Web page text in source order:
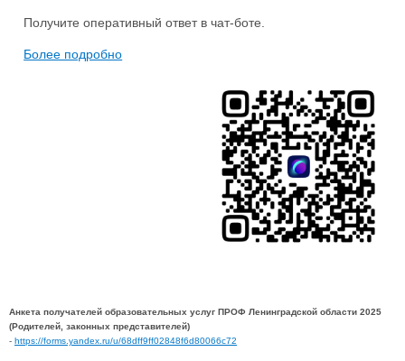
Получите оперативный ответ в чат-боте.
Более подробно
Анкета получателей образовательных услуг ПРОФ Ленинградской области 2025
(Родителей, законных представителей)
- https://forms.yandex.ru/u/68dff9ff02848f6d80066c72